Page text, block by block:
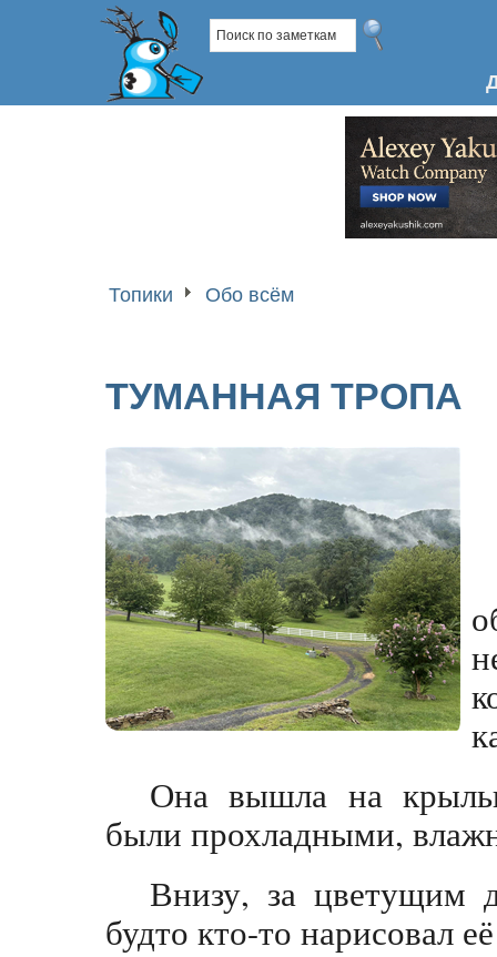
Топики Обо всём
ТУМАННАЯ ТРОПА
Она вышла на
были прохладными,
Внизу, за цветущим
будто кто-то нарисовал